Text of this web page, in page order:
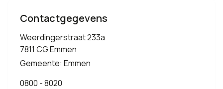
Contactgegevens
Weerdingerstraat 233a
7811 CG Emmen
Gemeente: Emmen
0800 - 8020